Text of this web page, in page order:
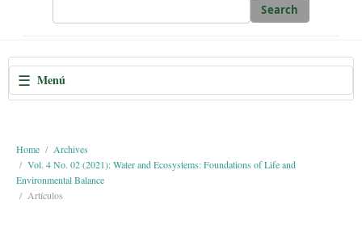
i
o
n
a
i
n
Search
☰ Menú
Home
Archives
Vol. 4 No. 02 (2021): Water and Ecosystems: Foundations of Life and
Environmental Balance
Artículos